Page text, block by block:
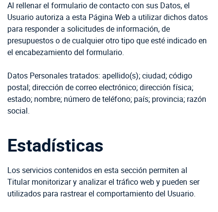
Al rellenar el formulario de contacto con sus Datos, el
Usuario autoriza a esta Página Web a utilizar dichos datos
para responder a solicitudes de información, de
presupuestos o de cualquier otro tipo que esté indicado en
el encabezamiento del formulario.
Datos Personales tratados: apellido(s); ciudad; código
postal; dirección de correo electrónico; dirección física;
estado; nombre; número de teléfono; país; provincia; razón
social.
Estadísticas
Los servicios contenidos en esta sección permiten al
Titular monitorizar y analizar el tráfico web y pueden ser
utilizados para rastrear el comportamiento del Usuario.